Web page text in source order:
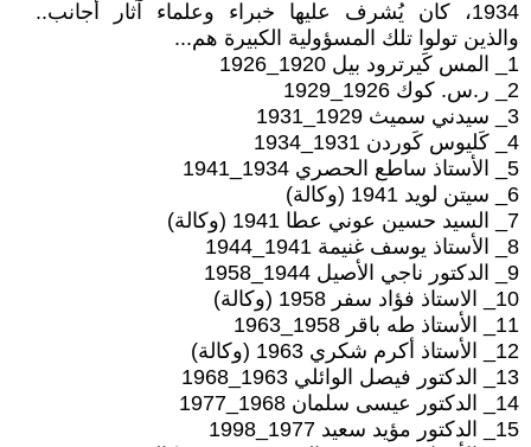
1934، كان يُشرف عليها خبراء وعلماء آثار أجانب..
والذين تولوا تلك المسؤولية الكبيرة هم...
1_ المس كَيرترود بيل 1920_1926
2_ ر.س. كوك 1926_1929
3_ سيدني سميث 1929_1931
4_ كَليوس كَوردن 1931_1934
5_ الأستاذ ساطع الحصري 1934_1941
6_ سيتن لويد 1941 (وكالة)
7_ السيد حسين عوني عطا 1941 (وكالة)
8_ الأستاذ يوسف غنيمة 1941_1944
9_ الدكتور ناجي الأصيل 1944_1958
10_ الاستاذ فؤاد سفر 1958 (وكالة)
11_ الأستاذ طه باقر 1958_1963
12_ الأستاذ أكرم شكري 1963 (وكالة)
13_ الدكتور فيصل الوائلي 1963_1968
14_ الدكتور عيسى سلمان 1968_1977
15_ الدكتور مؤيد سعيد 1977_1998